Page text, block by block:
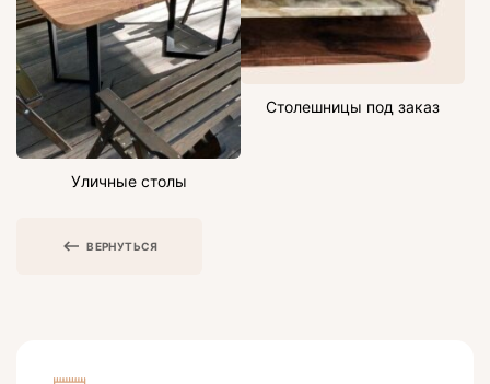
Уличные столы
Столешницы под заказ
ВЕРНУТЬСЯ